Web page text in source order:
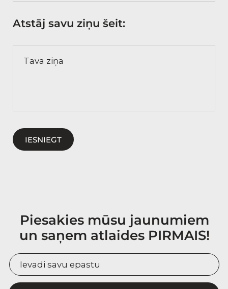
Atstāj savu ziņu šeit:
IESNIEGT
Piesakies mūsu jaunumiem
un saņem atlaides PIRMAIS!